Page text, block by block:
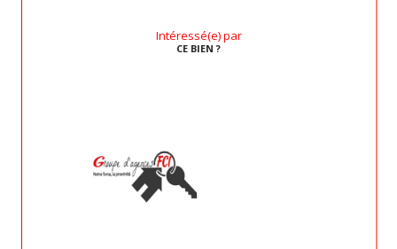
Intéressé(e) par
CE BIEN ?